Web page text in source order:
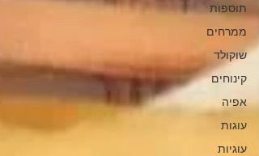
תוספות
ממרחים
שוקולד
קינוחים
אפיה
עוגות
עוגיות